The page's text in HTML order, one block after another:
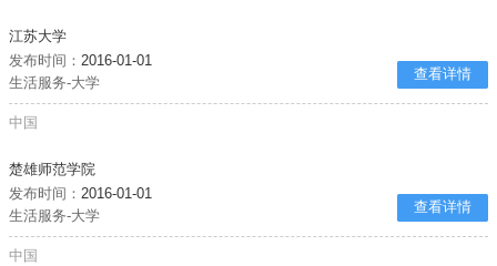
江苏大学
发布时间：2016-01-01
生活服务-大学
查看详情
中国
楚雄师范学院
发布时间：2016-01-01
生活服务-大学
查看详情
中国